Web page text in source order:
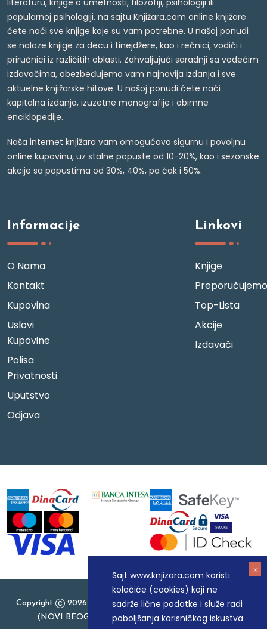
Sajt www.knjizara.com koristi
kolačiće (cookies) koji ne
sadrže lične podatke i služe radi
poboljšanja korisničkog iskustva
literaturu, knjige o umetnosti, filozofiji, psihologiji ili
popularnoj psihologiji, na sajtu Knjižara.com online knjižare
ćete naći sve knjige koje su vam potrebne. U našoj ponudi
se nalaze knjige za decu i tinejdžere, kao i rečnici, vodiči i
priručnici iz različitih oblasti. Zahvaljujući saradnji sa vodećim
izdavačima, obezbeđujemo vam najnovija izdanja i sve
aktuelne knjižarske hitove. U našoj ponudi ćete naći
kapitalna izdanja, izuzetne monografije i obimne
enciklopedije.
Naša internet knjižara vam omogućava sigurnu i povoljnu
online kupovinu, uz stalne popuste od 10-20%, kao i sezonske
akcije sa popustima od 30%, 40%, pa čak i 50%.
Informacije
O Nama
Kontakt
Kupovina
Uslovi
Kupovine
Polisa
Privatnosti
Uputstvo
Odjava
Linkovi
Knjige
Preporučujemo
Top-Lista
Akcije
Izdavači
Copyright
2026 Knjizara.com - MAKART DOO BEOGRAD
(NOVI BEOGRAD), PIB: 105184104, MB: 20337524